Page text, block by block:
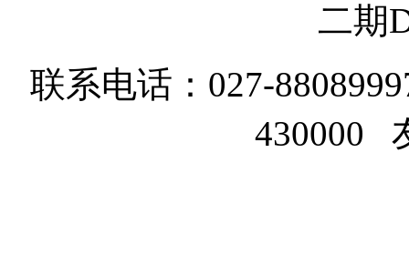
二期
联系电话：027-
430000